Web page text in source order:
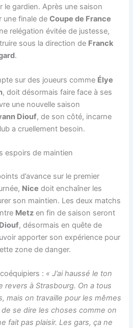
le gardien. Après une saison
une finale deCoupe de France
relégation évitée de justesse,
sous la direction de Franck
.
sur des joueurs comme Élye
, doit désormais faire face à ses
une nouvelle saison
Diouf, de son côté, incarne
a cruellement besoin.
espoirs de maintien
d’avance sur le premier
Nice doit enchaîner les
son maintien. Les deux matchs
Metz en fin de saison seront
, désormais en quête de
apporter son expérience pour
zone de danger.
: « J’ai haussé le ton
revers à Strasbourg. On a tous
mais on travaille pour les mêmes
se dire les choses comme on
fait pas plaisir. Les gars, ça ne